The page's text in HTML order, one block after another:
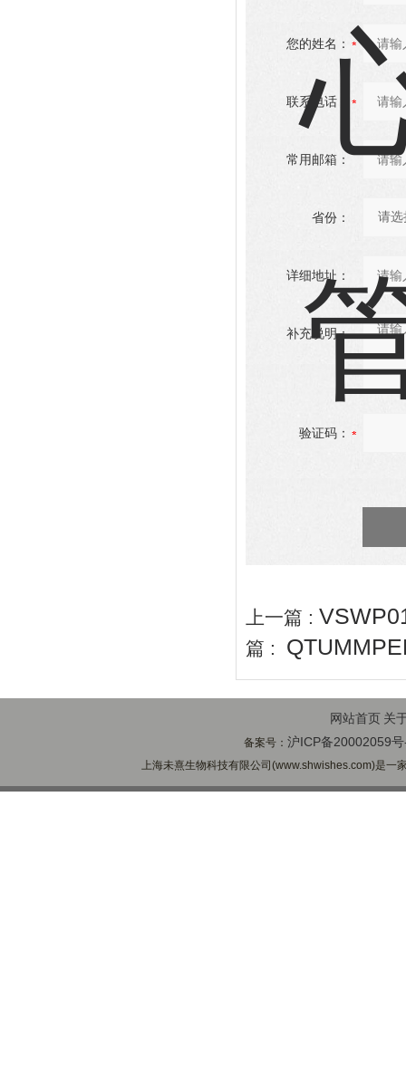
您的姓名：
联系电话：
常用邮箱：
省份：
详细地址：
补充说明：
验证码：
上一篇 :
篇 :
网站首页 关
备案号：沪ICP备20002059
上海未熹生物科技有限公司(www.shwishes.com)是一